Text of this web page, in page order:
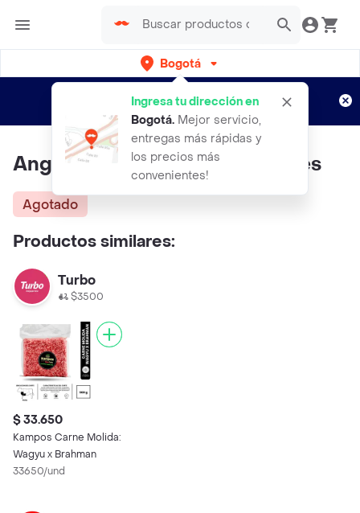
Bogotá
Ingresa tu dirección en
Bogotá. Mejor servicio,
entregas más rápidas y
los precios más
convenientes!
envíos gratis por semanas
Aplican TyC
Angus Azul Carne Molida de Res
Agotado
Productos similares:
Turbo
$3500
$ 33.650
Kampos Carne Molida:
Wagyu x Brahman
33650/und